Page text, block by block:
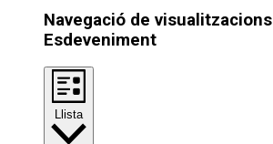
Navegació de visualitzacions
Esdeveniment
Llista